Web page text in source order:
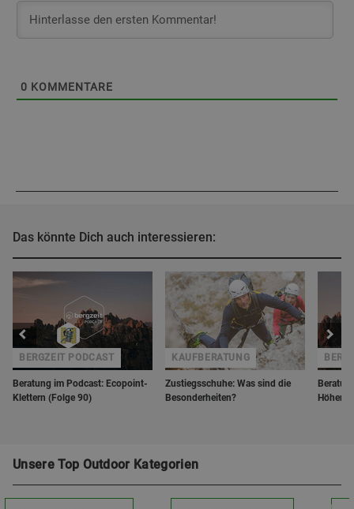
0 KOMMENTARE
Das könnte Dich auch interessieren:
Beratung im Podcast: Ecopoint-
Klettern (Folge 90)
BERGZEIT PODCAST
Zustiegsschuhe: Was sind die
Besonderheiten?
KAUFBERATUNG
Unsere Top Outdoor Kategorien